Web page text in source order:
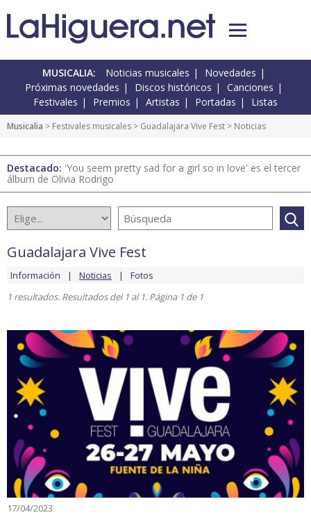
MUSICALIA: Noticias musicales
Novedades
Próximas novedades
Discos históricos
Canciones
Festivales
Premios Artistas Portadas Listas
Musicalia > Festivales musicales > Guadalajara Vive Fest > Noticias
Destacado: 'You seem pretty sad for a girl so in love' es el tercer
álbum de Olivia Rodrigo
Guadalajara Vive Fest
Información Noticias
Fotos
1 resultados. Resultados del 1 al 1. Página 1 de 1
17/04/2023